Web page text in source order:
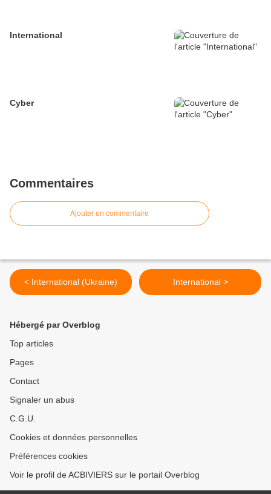
International
Cyber
Commentaires
Ajouter un commentaire
< International (Ukraine) International >
Hébergé par Overblog
Top articles
Pages
Contact
Signaler un abus
C.G.U.
Cookies et données personnelles
Préférences cookies
Voir le profil de ACBIVIERS sur le portail Overblog